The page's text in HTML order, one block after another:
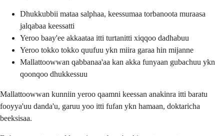
Dhukkubbii mataa salphaa, keessumaa torbanoota muraasa
jalqabaa keessatti
Yeroo baay'ee akkaataa itti turtanitti xiqqoo dadhabuu
Yeroo tokko tokko quufuu ykn miira garaa hin mijanne
Mallattoowwan qabbanaa'aa kan akka funyaan gubachuu ykn
qoonqoo dhukkessuu
Mallattoowwan kunniin yeroo qaamni keessan anakinra itti baratu
fooyya'uu danda'u, garuu yoo itti fufan ykn hamaan, doktaricha
beeksisaa.